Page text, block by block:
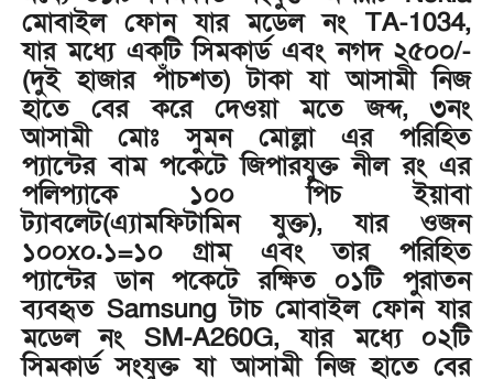
মোবাইল ফোন যার মডেল নং TA-1034,
যার মধ্যে একটি সিমকার্ড এবং নগদ ২৫০০/-
(দুই হাজার পাঁচশত) টাকা যা আসামী নিজ
হাতে বের করে দেওয়া মতে জব্দ, ৩নং
আসামী মোঃ সুমন মোল্লা এর পরিহিত
প্যান্টের বাম পকেটে জিপারযুক্ত নীল রং এর
পলিপ্যাকে ১০০ পিচ ইয়াবা
ট্যাবলেট(এ্যামফিটামিন যুক্ত), যার ওজন
১০০x০.১=১০ গ্রাম এবং তার পরিহিত
প্যান্টের ডান পকেটে রক্ষিত ০১টি পুরাতন
ব্যবহৃত Samsung টাচ মোবাইল ফোন যার
মডেল নং SM-A260G, যার মধ্যে ০২টি
সিমকার্ড সংযুক্ত যা আসামী নিজ হাতে বের